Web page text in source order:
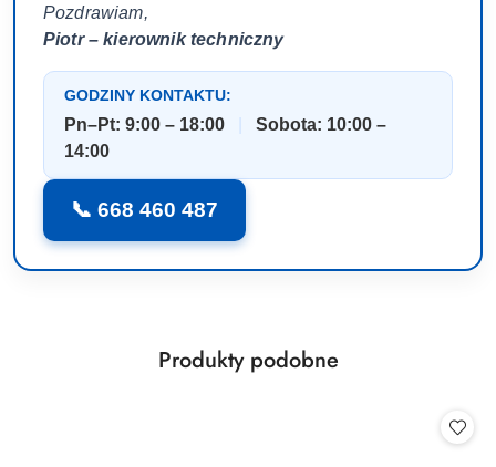
Pozdrawiam,
Piotr – kierownik techniczny
GODZINY KONTAKTU:
Pn–Pt: 9:00 – 18:00
Sobota: 10:00 –
14:00
📞 668 460 487
Pomiń karuzelę produktów
Produkty
Produkty podobne